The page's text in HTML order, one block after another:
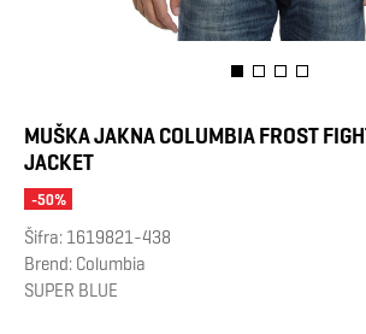
MUŠKA JAKNA COLUMBIA FROST
JACKET
-50%
Šifra: 1619821-438
Brend: Columbia
SUPER BLUE